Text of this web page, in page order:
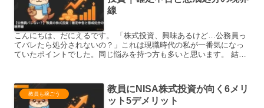
線
こんにちは、だにえるです。 「株式投資、興味あるけど…公務員っ
てバレたら処分されないの？」これは現職時代の私が一番気になっ
ていたポイントでした。同じ悩みを持つ方も多いと思います。 結
教員も稼ごう
教員にNISA株式投資が向く6メリ
ット5デメリット